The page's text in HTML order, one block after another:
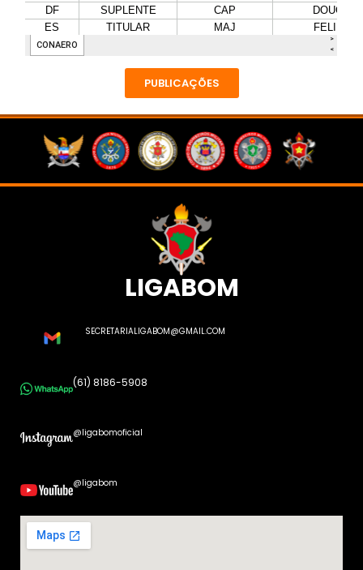
PUBLICAÇÕES
LIGABOM
SECRETARIALIGABOM@GMAIL.COM
(61) 8186-5908
@ligabomoficial
@ligabom